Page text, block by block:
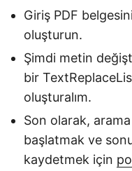
Giriş PDF
oluşturun.
Şimdi metin
bir
oluşturalım.
Son olarak,
başlatmak ve
kaydetmek için